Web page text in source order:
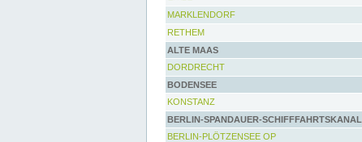
MARKLENDORF
RETHEM
ALTE MAAS
DORDRECHT
BODENSEE
KONSTANZ
BERLIN-SPANDAUER-SCHIFFFAHRTSKANAL
BERLIN-PLÖTZENSEE OP